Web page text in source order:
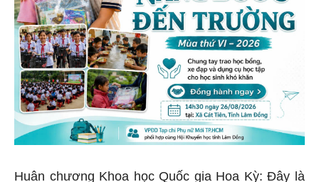
Huân chương Khoa học Quốc gia Hoa Kỳ: Đây là